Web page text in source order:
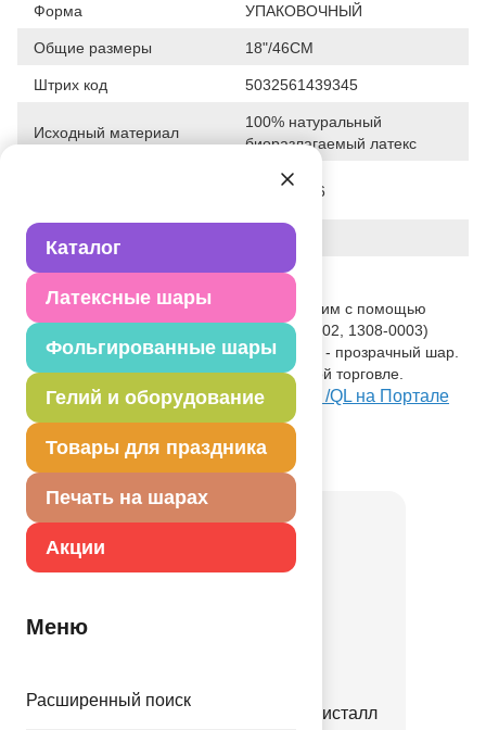
Каталог
Латексные шары
Фольгированные шары
Гелий и оборудование
Товары для праздника
Печать на шарах
Акции
Меню
Расширенный поиск
Форма УПАКОВОЧНЫЙ
Общие размеры 18"/46СМ
Штрих код 5032561439345
Исходный материал
100% натуральный
биоразлагаемый латекс
28-01-2026
Вес
Описание товара
Шар с широким горлышком, позволяющим с помощью
специального приспособления (1308-0002, 1308-0003)
упаковать внутрь подарок. Тип кристалл - прозрачный шар.
Применяется в оформлении и розничной торговле.
Посмотреть 18" Шар для упак без рис /QL на Портале
оптовых закупок
Товар из коллекцииПрозрачная
ПД BUBBLE Б/РИС 16" Кристалл